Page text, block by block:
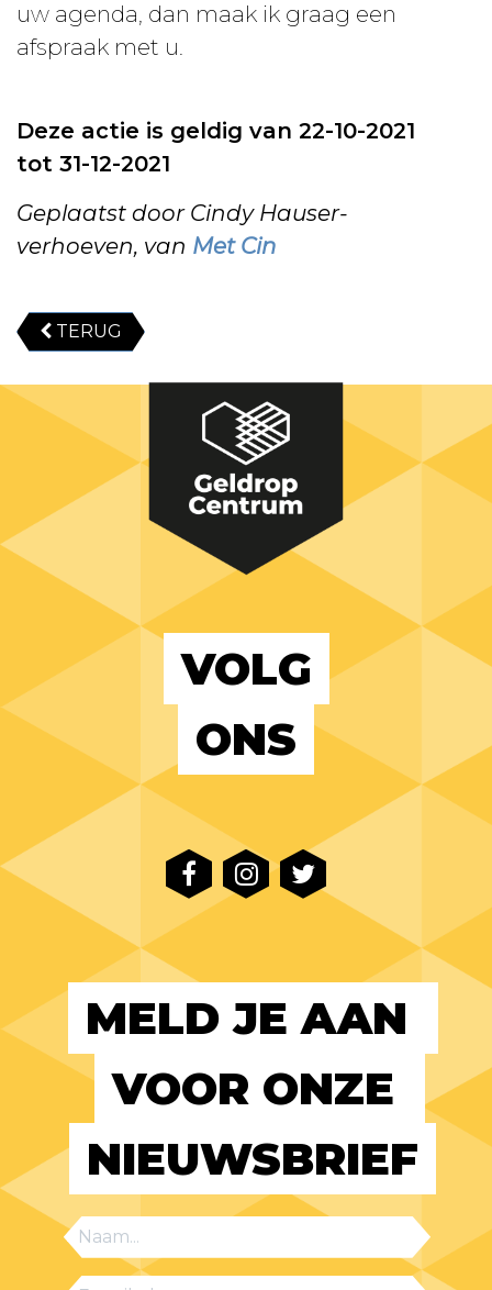
uw agenda, dan maak ik graag een
afspraak met u.
Deze actie is geldig van 22-10-2021
tot 31-12-2021
Geplaatst door Cindy Hauser-
verhoeven, van Met Cin
TERUG
VOLG
ONS
MELD JE AAN
VOOR ONZE
NIEUWSBRIEF